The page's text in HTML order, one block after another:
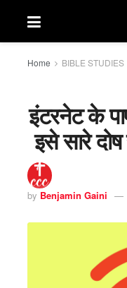
Home BIBLE STUDIES
इंटरनेट के
इसे सारे
by Benjamin Gaini